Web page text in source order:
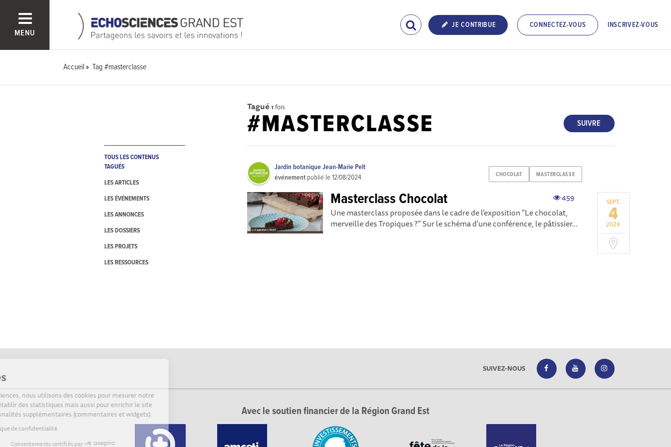
Sur Echosciences, nous utilisons des cookies pour mesurer notre
audience, établir des statistiques mais aussi pour enrichir le site
de fonctionnalités supplémentaires (commentaires et widgets).
Lire la politique de confidentialité
Consentements certifiés par
MENU
JE CONTRIBUE CONNECTEZ-VOUS INSCRIVEZ-VOUS
Accueil Tag #masterclasse
TOUS LES CONTENUS
TAGUÉS
LES ARTICLES
LES ÉVÉNEMENTS
LES ANNONCES
LES DOSSIERS
LES PROJETS
LES RESSOURCES
Tagué 1 fois
SUIVRE
#MASTERCLASSE
CHOCOLAT MASTERCLASSE
Jardin botanique Jean-Marie Pelt
événement publié le12/08/2024
SEPT.
4
2024
459
Masterclass Chocolat
Une masterclass proposée dans le cadre de l'exposition "Le chocolat,
merveille des Tropiques ?" Sur le schéma d'une conférence, le pâtissier...
SUIVEZ-NOUS
Avec le soutien financier de la Région Grand Est